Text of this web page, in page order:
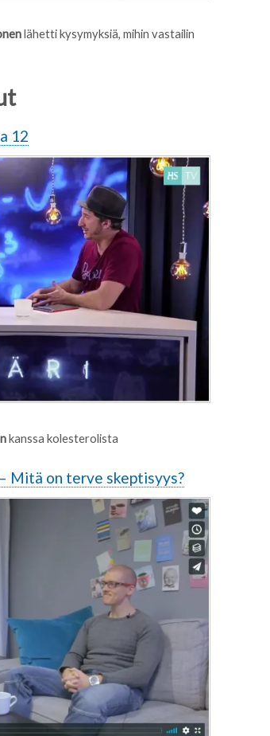
lähetti kysymyksiä, mihin vastailin
12
kanssa kolesterolista
Mitä on terve skeptisyys?